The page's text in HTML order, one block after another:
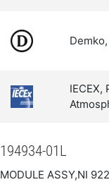
IECEX,
194934-01L
MODULE ASSY,NI